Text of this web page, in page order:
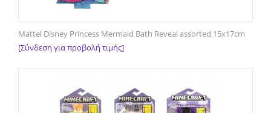
Mattel Disney Princess Mermaid Bath Reveal assorted 15x17cm
[Σύνδεση για προβολή τιμής]